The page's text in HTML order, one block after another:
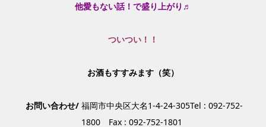
他愛もない話！で盛り上がり♬
ついつい！！
お酒もすすみます（笑）
お問い合わせ/ 福岡市中央区大名1-4-24-305Tel : 092-752-
1800 Fax : 092-752-1801